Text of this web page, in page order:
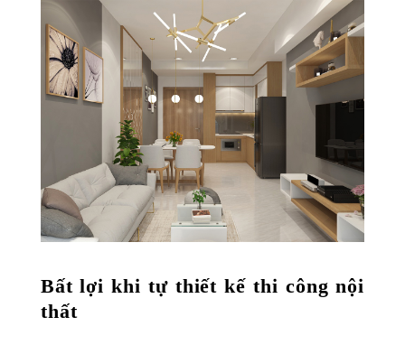
Bất lợi khi tự thiết kế thi công nội
thất